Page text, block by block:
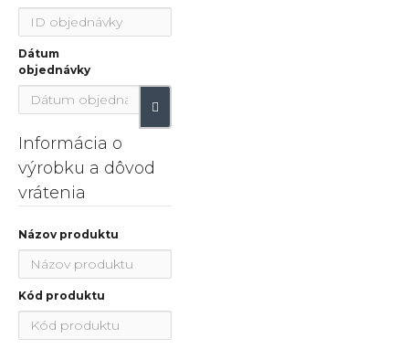
Dátum
objednávky
Informácia o
výrobku a dôvod
vrátenia
Názov produktu
Kód produktu